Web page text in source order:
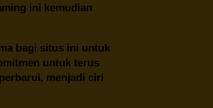
ini kemudian
bagi situs ini untuk
untuk terus
menjadi ciri